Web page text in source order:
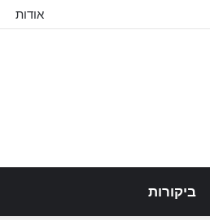
אודות
ביקורות